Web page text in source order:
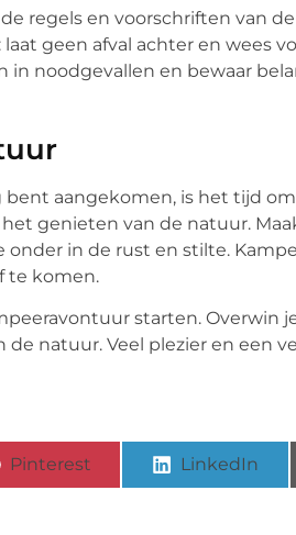
regels en voorschriften van
geen afval achter en wees
in noodgevallen en bewaar
aangekomen, is het tijd
genieten van de natuur.
in de rust en stilte.
te komen.
starten. Overwin
natuur. Veel plezier en een
Pinterest LinkedIn